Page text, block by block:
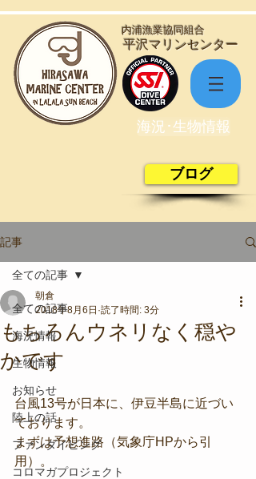
​平沢マリンセンター
​内浦漁業協同組合
海況･生物情報
ブログ
記事
全ての記事
海況情報
生物情報
お知らせ
陸上の話
ファンダイビング
コロマガプロジェクト
全ての記事
もちろんウネリなく穏や
かです
朝倉
2018年8月6日 読了時間: 3分
台風13号が日本に、伊豆半島に近づい
ております。
まずは予想進路（気象庁HPから引
用）。